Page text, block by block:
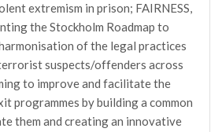
extremism in prison; FAIRNESS,
the Stockholm Roadmap to
of the legal practices
suspects/offenders across
to improve and facilitate the
programmes by building a common
them and creating an innovative